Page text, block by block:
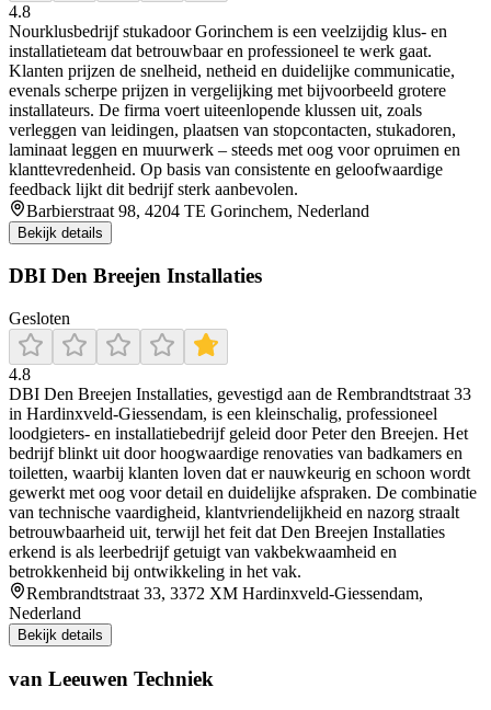
4.8
Nourklusbedrijf stukadoor Gorinchem is een veelzijdig klus- en
installatieteam dat betrouwbaar en professioneel te werk gaat.
Klanten prijzen de snelheid, netheid en duidelijke communicatie,
evenals scherpe prijzen in vergelijking met bijvoorbeeld grotere
installateurs. De firma voert uiteenlopende klussen uit, zoals
verleggen van leidingen, plaatsen van stopcontacten, stukadoren,
laminaat leggen en muurwerk – steeds met oog voor opruimen en
klanttevredenheid. Op basis van consistente en geloofwaardige
feedback lijkt dit bedrijf sterk aanbevolen.
Barbierstraat 98, 4204 TE Gorinchem, Nederland
Bekijk details
DBI Den Breejen Installaties
Gesloten
4.8
DBI Den Breejen Installaties, gevestigd aan de Rembrandtstraat 33
in Hardinxveld‑Giessendam, is een kleinschalig, professioneel
loodgieters‑ en installatiebedrijf geleid door Peter den Breejen. Het
bedrijf blinkt uit door hoogwaardige renovaties van badkamers en
toiletten, waarbij klanten loven dat er nauwkeurig en schoon wordt
gewerkt met oog voor detail en duidelijke afspraken. De combinatie
van technische vaardigheid, klantvriendelijkheid en nazorg straalt
betrouwbaarheid uit, terwijl het feit dat Den Breejen Installaties
erkend is als leerbedrijf getuigt van vakbekwaamheid en
betrokkenheid bij ontwikkeling in het vak.
Rembrandtstraat 33, 3372 XM Hardinxveld-Giessendam,
Nederland
Bekijk details
van Leeuwen Techniek